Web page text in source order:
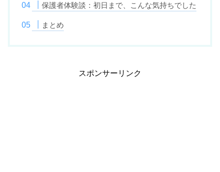
保護者体験談：初日まで、こんな気持ちでした
まとめ
スポンサーリンク